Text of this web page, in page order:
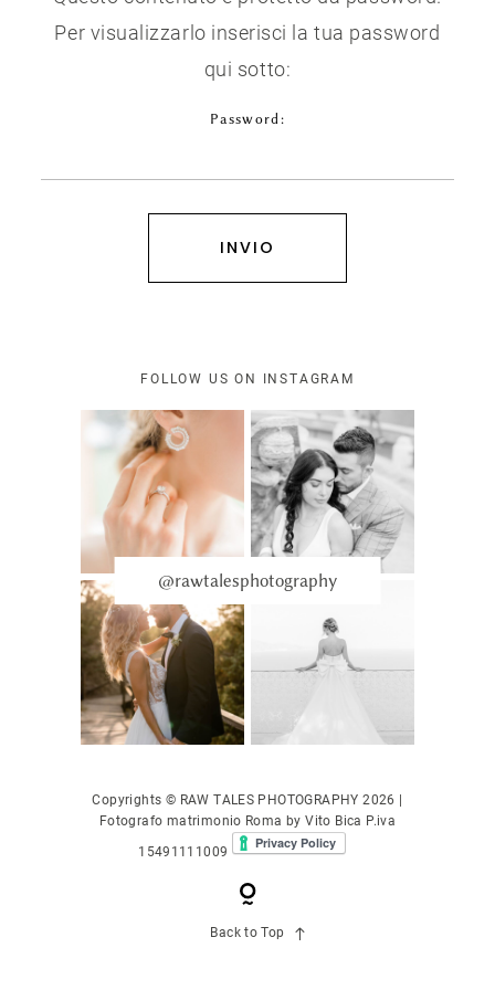
GALLERY
BLOG
CONTATTI
Per visualizzarlo inserisci la tua password
qui sotto:
Password:
FOLLOW US ON INSTAGRAM
@rawtalesphotography
Copyrights © RAW TALES PHOTOGRAPHY 2026 |
Fotografo matrimonio Roma by Vito Bica P.iva
15491111009
Back to Top